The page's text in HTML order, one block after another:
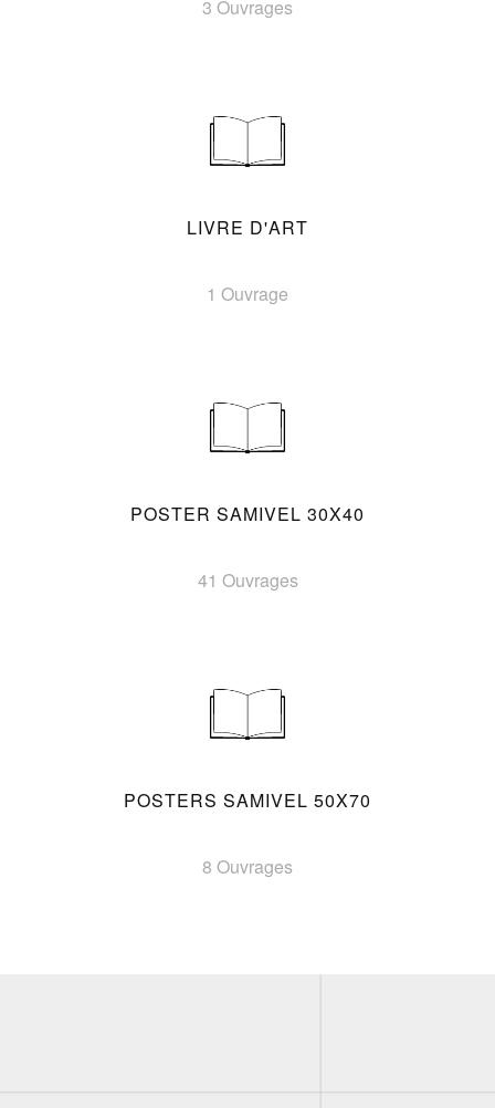
3 Ouvrages
LIVRE D'ART
1 Ouvrage
POSTER SAMIVEL 30X40
41 Ouvrages
POSTERS SAMIVEL 50X70
8 Ouvrages